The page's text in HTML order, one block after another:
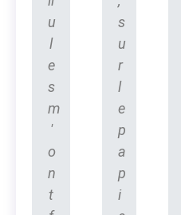
u
l
e
s
m
'
o
n
t
s
u
r
l
e
p
a
p
i